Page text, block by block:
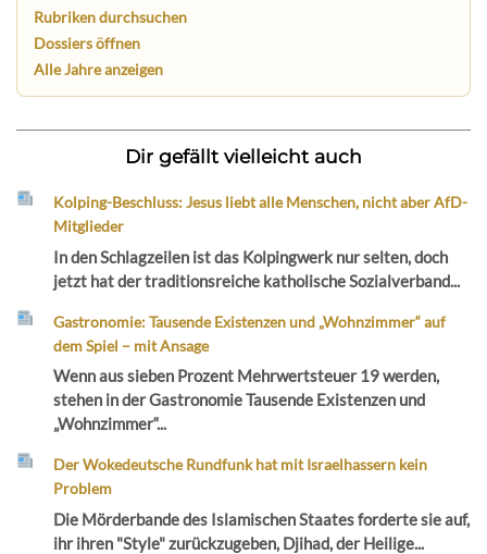
Rubriken durchsuchen
Dossiers öffnen
Alle Jahre anzeigen
Dir gefällt vielleicht auch
Kolping-Beschluss: Jesus liebt alle Menschen, nicht aber AfD-
Mitglieder
In den Schlagzeilen ist das Kolpingwerk nur selten, doch
jetzt hat der traditionsreiche katholische Sozialverband...
Gastronomie: Tausende Existenzen und „Wohnzimmer“ auf
dem Spiel – mit Ansage
Wenn aus sieben Prozent Mehrwertsteuer 19 werden,
stehen in der Gastronomie Tausende Existenzen und
„Wohnzimmer“...
Der Wokedeutsche Rundfunk hat mit Israelhassern kein
Problem
Die Mörderbande des Islamischen Staates forderte sie auf,
ihr ihren "Style" zurückzugeben, Djihad, der Heilige...